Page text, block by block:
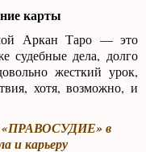
карты
Аркан Таро — это
судебные дела, долго
жесткий урок,
хотя, возможно, и
«ПРАВОСУДИЕ» в
и карьеру